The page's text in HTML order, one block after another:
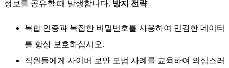
정보를 공유할 때 발생합니다. 방지 전략
복합 인증과 복잡한 비밀번호를 사용하여 민감한 데이터
를 항상 보호하십시오.
직원들에게 사이버 보안 모범 사례를 교육하여 의심스러